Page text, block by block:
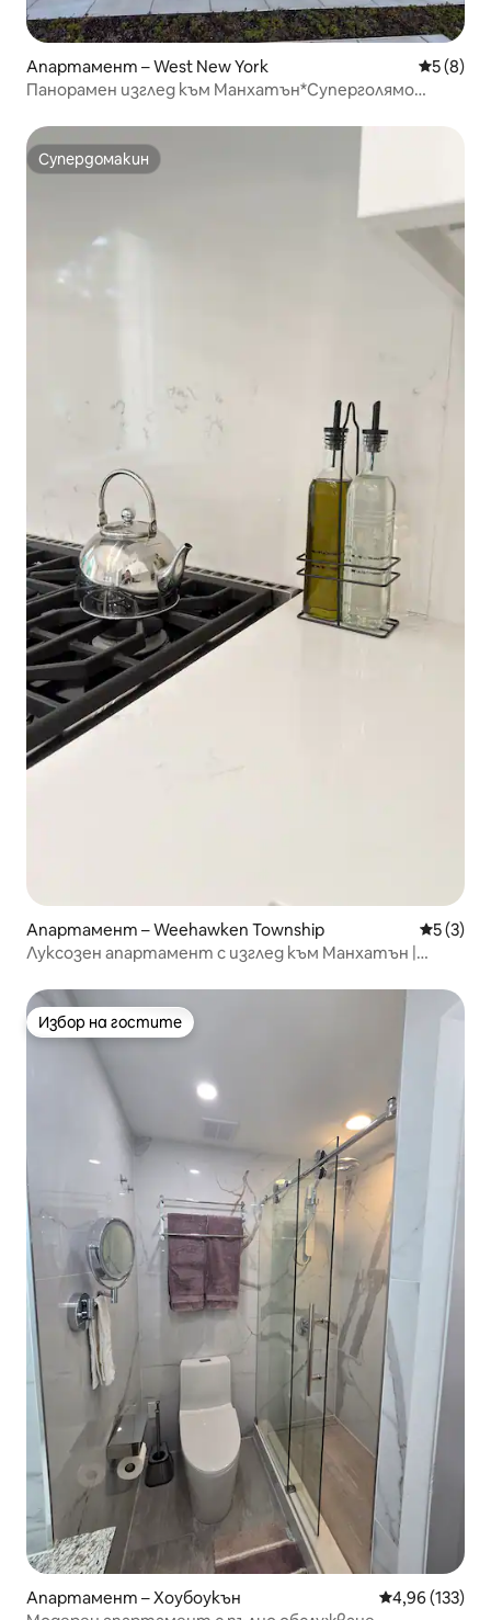
Апартамент – West New York Средна
5 (8)
Панорамен изглед към Манхатън*Суперголямо
Супердомакин
Супердомакин
Апартамент – Weehawken Township Средна
5 (3)
Луксозен апартамент с изглед към Манхатън |
Избор на гостите
Избор на гостите
Апартамент – Хоубоукън Средна
4,96 (133)